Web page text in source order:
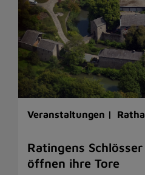
Veranstaltungen |
Ratingens
öffnen ihre Tore